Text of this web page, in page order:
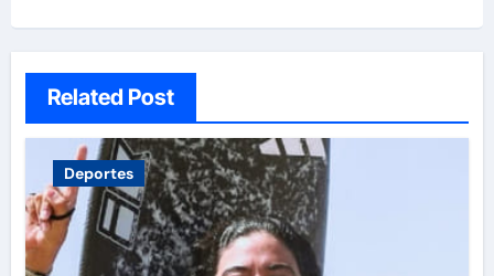
Related Post
Deportes